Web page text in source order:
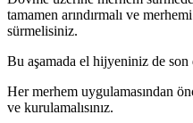
tamamen arındırmalı ve
sürmelisiniz.
Bu aşamada el hijyeniniz de son
Her merhem uygulamasından
ve kurulamalısınız.